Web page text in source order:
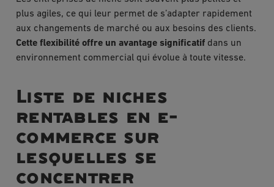
plus agiles, ce qui leur permet de s’adapter rapidement
aux changements de marché ou aux besoins des clients.
Cette flexibilité offre un avantage significatif dans un
environnement commercial qui évolue à toute vitesse.
Liste de niches
rentables en e-
commerce sur
lesquelles se
concentrer